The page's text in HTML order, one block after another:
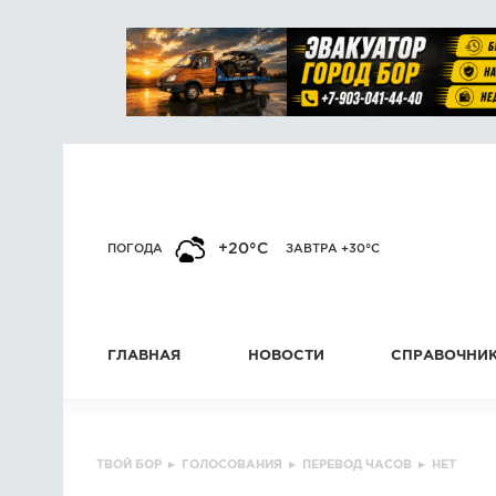
ПОГОДА +20°C ЗАВТРА +30°C
ГЛАВНАЯ НОВОСТИ
ТВОЙ БОР ▸ ГОЛОСОВАНИЯ ▸ ПЕРЕВОД ЧАСОВ ▸ НЕТ